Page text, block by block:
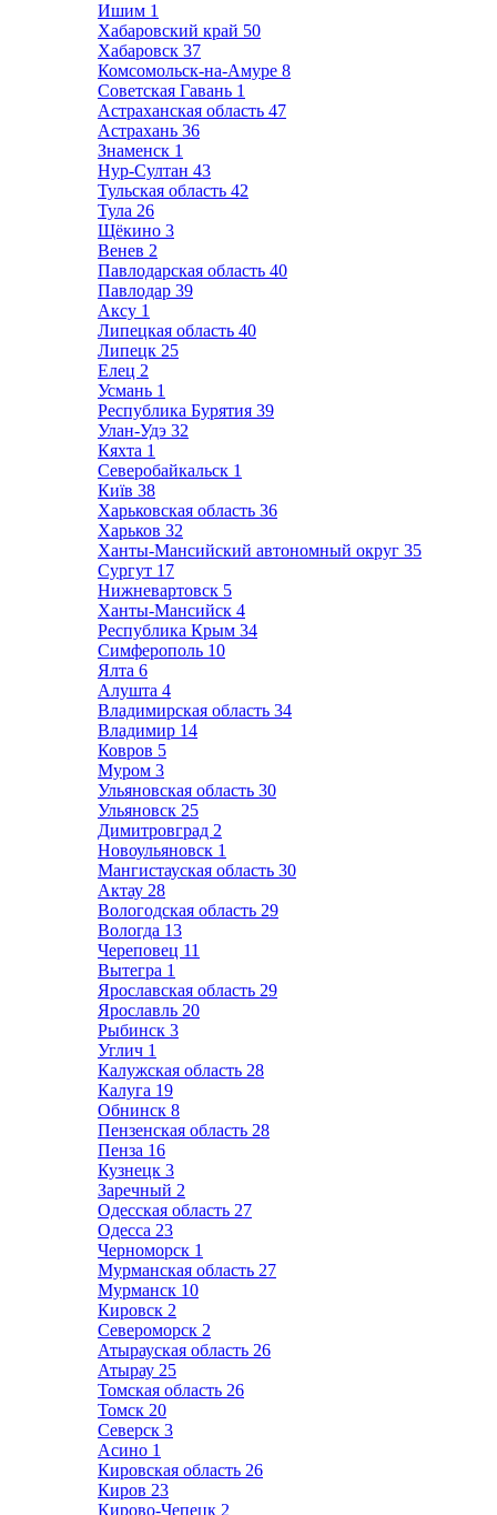
Ишим 1
Хабаровский край 50
Хабаровск 37
Комсомольск-на-Амуре 8
Советская Гавань 1
Астраханская область 47
Астрахань 36
Знаменск 1
Нур-Султан 43
Тульская область 42
Тула 26
Щёкино 3
Венев 2
Павлодарская область 40
Павлодар 39
Аксу 1
Липецкая область 40
Липецк 25
Елец 2
Усмань 1
Республика Бурятия 39
Улан-Удэ 32
Кяхта 1
Северобайкальск 1
Київ 38
Харьковская область 36
Харьков 32
Ханты-Мансийский автономный округ 35
Сургут 17
Нижневартовск 5
Ханты-Мансийск 4
Республика Крым 34
Симферополь 10
Ялта 6
Алушта 4
Владимирская область 34
Владимир 14
Ковров 5
Муром 3
Ульяновская область 30
Ульяновск 25
Димитровград 2
Новоульяновск 1
Мангистауская область 30
Актау 28
Вологодская область 29
Вологда 13
Череповец 11
Вытегра 1
Ярославская область 29
Ярославль 20
Рыбинск 3
Углич 1
Калужская область 28
Калуга 19
Обнинск 8
Пензенская область 28
Пенза 16
Кузнецк 3
Заречный 2
Одесская область 27
Одесса 23
Черноморск 1
Мурманская область 27
Мурманск 10
Кировск 2
Североморск 2
Атырауская область 26
Атырау 25
Томская область 26
Томск 20
Северск 3
Асино 1
Кировская область 26
Киров 23
Кирово-Чепецк 2